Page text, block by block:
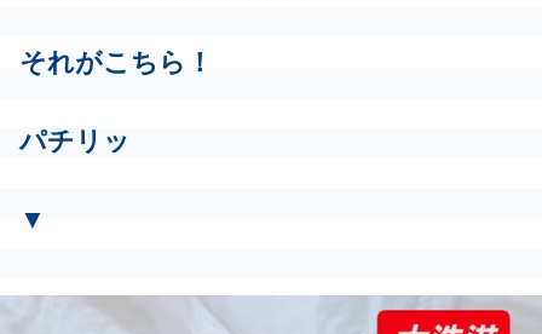
それがこちら！
パチリッ
▼